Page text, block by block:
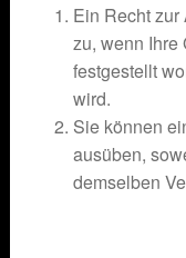
Ein Recht zur
zu, wenn Ihre
festgestellt
wird.
Sie können
ausüben,
demselben